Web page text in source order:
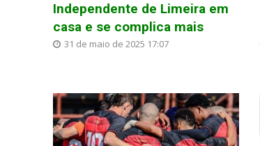
Independente de Limeira em
casa e se complica mais
31 de maio de 2025 17:07